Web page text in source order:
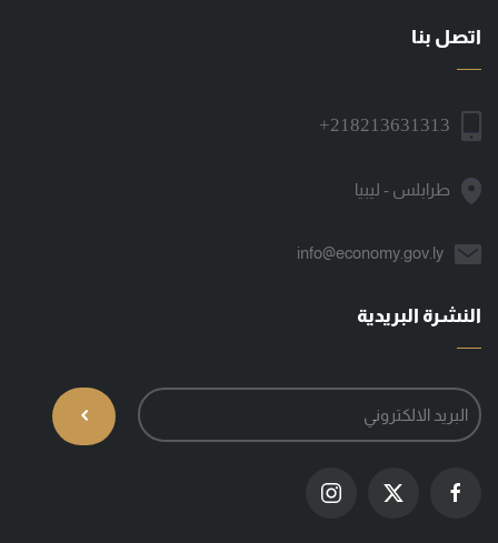
اتصل بنا
+218213631313
طرابلس - ليبيا
info@economy.gov.ly
النشرة البريدية